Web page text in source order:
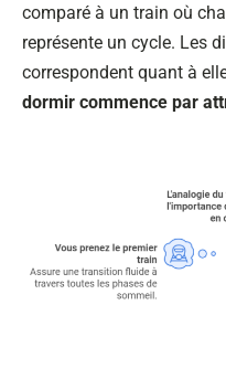
comparé à un train où
représente un cycle. Les
correspondent quant à
dormir commence par